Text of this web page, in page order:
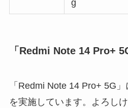
g
「Redmi Note 14 Pro+
「Redmi Note 14 Pro+ 5G
を実施しています。よろし